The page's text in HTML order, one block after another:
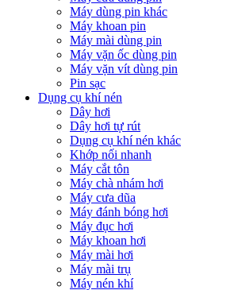
Máy dùng pin khác
Máy khoan pin
Máy mài dùng pin
Máy vặn ốc dùng pin
Máy vặn vít dùng pin
Pin sạc
Dụng cụ khí nén
Dây hơi
Dây hơi tự rút
Dụng cụ khí nén khác
Khớp nối nhanh
Máy cắt tôn
Máy chà nhám hơi
Máy cưa dũa
Máy đánh bóng hơi
Máy đục hơi
Máy khoan hơi
Máy mài hơi
Máy mài trụ
Máy nén khí